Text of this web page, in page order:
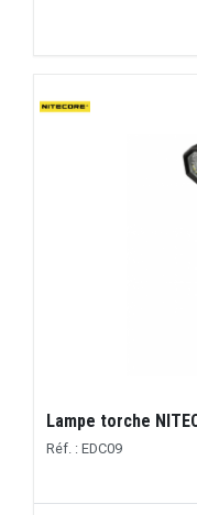
Lampe torche
Réf. : EDC09